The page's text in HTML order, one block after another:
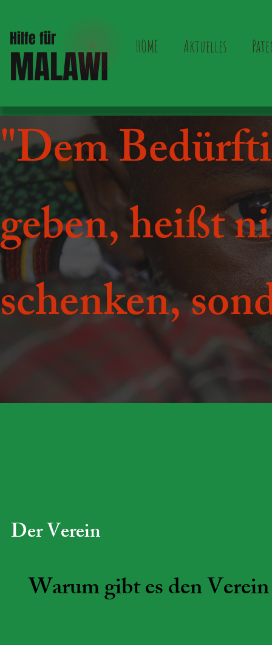
Hilfe für
MALAWI HOME Aktuelles
"Dem
geben, heißt
schenken,
Der Verein
Warum gibt es den